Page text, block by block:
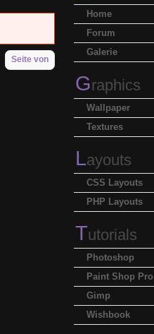
Seite von
Home
Forum
Galerie
Graphics
Wallpaper
Textures
Layouts
CSS Layouts
PHP Layouts
Tutorials
Photoshop
Paint Shop Pro
Gimp
Wishbook